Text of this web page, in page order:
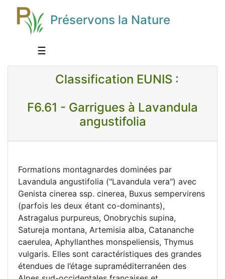
Préservons la Nature
☰
Classification EUNIS :
F6.61 - Garrigues à Lavandula
angustifolia
Formations montagnardes dominées par
Lavandula angustifolia ("Lavandula vera") avec
Genista cinerea ssp. cinerea, Buxus sempervirens
(parfois les deux étant co-dominants),
Astragalus purpureus, Onobrychis supina,
Satureja montana, Artemisia alba, Catananche
caerulea, Aphyllanthes monspeliensis, Thymus
vulgaris. Elles sont caractéristiques des grandes
étendues de l’étage supraméditerranéen des